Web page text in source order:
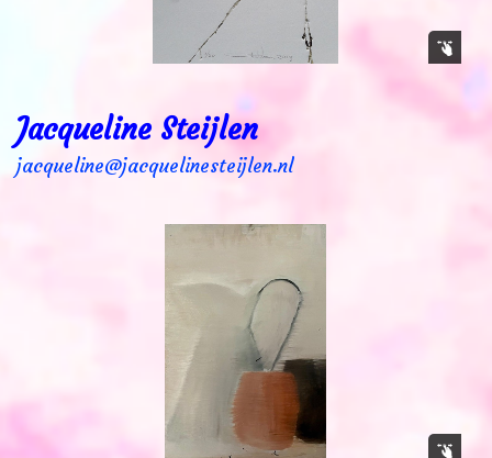
Jacqueline Steijlen
jacqueline@jacquelinesteijlen.nl